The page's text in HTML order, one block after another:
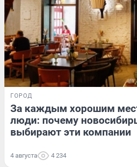
ГОРОД
За каждым хорошим
люди: почему
выбирают эти компании
4 августа 4 234